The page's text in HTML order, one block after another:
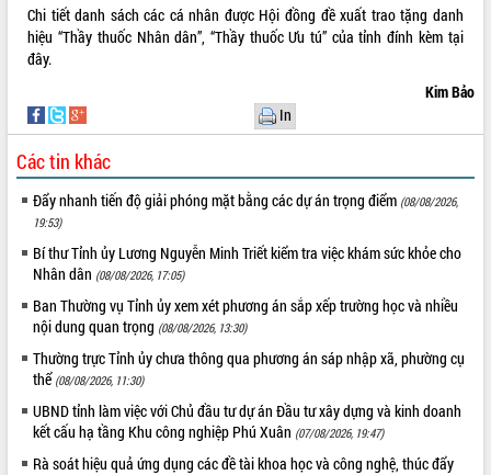
Trình diễn nghệ thuật chế biến các
món ăn từ sầu riêng
Đắk Lắk công bố Quy hoạch và xúc
Ngành cá ngừ Đắk Lắk chủ động thích
ứng để giữ vững thị trường xuất khẩu
Diễn đàn Kinh tế tư nhân Việt Nam đột
Đề án 06 tạo bước ngoặt đột phá trong
cải cách hành chính tỉnh Đắk Lắk
Kết nối tour, đẩy mạnh chuyển đổi số
để phát triển du lịch Đắk Lắk
Khởi động Dự án Đầu tư xây dựng hạ
tầng kỹ thuật Cụm công nghiệp Tân
Tiến
Gặp mặt các cơ quan báo chí nhân Kỷ
niệm 101 năm Ngày Báo chí Cách
mạng Việt Nam
Đắk Lắk sơ kết 4 năm triển khai thực
Chi tiết danh sách các cá nhân được Hội đồng đề xuất trao tặng danh
hiệu “Thầy thuốc Nhân dân”, “Thầy thuốc Ưu tú” của tỉnh đính kèm tại
đây.
Kim Bảo
In
Các tin khác
Đẩy nhanh tiến độ giải phóng mặt bằng các dự án trọng điểm (08/08/2026,
19:53)
Bí thư Tỉnh ủy Lương Nguyễn Minh Triết kiểm tra việc khám sức khỏe cho
Nhân dân (08/08/2026, 17:05)
Ban Thường vụ Tỉnh ủy xem xét phương án sắp xếp trường học và nhiều
nội dung quan trọng (08/08/2026, 13:30)
Thường trực Tỉnh ủy chưa thông qua phương án sáp nhập xã, phường cụ
thể (08/08/2026, 11:30)
UBND tỉnh làm việc với Chủ đầu tư dự án Đầu tư xây dựng và kinh doanh
kết cấu hạ tầng Khu công nghiệp Phú Xuân (07/08/2026, 19:47)
Rà soát hiệu quả ứng dụng các đề tài khoa học và công nghệ, thúc đẩy